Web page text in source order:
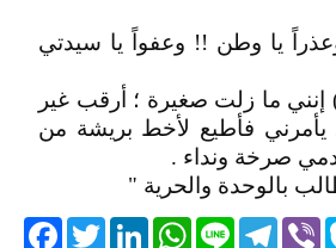
وعذراً يا وطن !! وعفواً يا سيدتي
إنني ما زلت صغيرة ؛ أرقب غير
يأمرني فأطيع لأخط بريشة من
صرخة ونداء .
بالوحدة والحرية "
TwitterLinkedIn
WhatsApp Line
Telegram Viber